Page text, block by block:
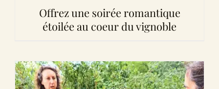
Offrez une soirée romantique
étoilée au coeur du vignoble